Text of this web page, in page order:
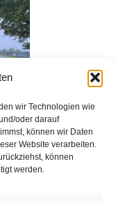
wir Technologien wie
oder darauf
können wir Daten
Website verarbeiten.
können
werden.